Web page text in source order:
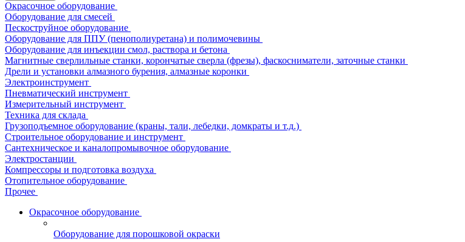
Окрасочное оборудование
Оборудование для смесей
Пескоструйное оборудование
Оборудование для ППУ (пенополиуретана) и полимочевины
Оборудование для инъекции смол, раствора и бетона
Магнитные сверлильные станки, корончатые сверла (фрезы), фаскосниматели, заточные станки
Дрели и установки алмазного бурения, алмазные коронки
Электроинструмент
Пневматический инструмент
Измерительный инструмент
Техника для склада
Грузоподъемное оборудование (краны, тали, лебедки, домкраты и т.д.)
Строительное оборудование и инструмент
Сантехническое и каналопромывочное оборудование
Электростанции
Компрессоры и подготовка воздуха
Отопительное оборудование
Прочее
Окрасочное оборудование
Оборудование для порошковой окраски